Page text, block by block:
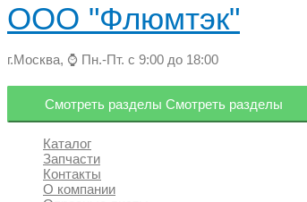
ООО "Флюмтэк"
г.Москва, ⌚ Пн.-Пт. с 9:00 до 18:00
Смотреть разделы Смотреть разделы
Каталог
Запчасти
Контакты
О компании